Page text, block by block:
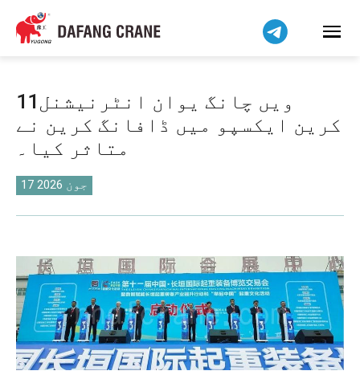
11ویں چانگ یوان انٹرنیشنل
کرین ایکسپو میں ڈافانگ کرین نے
متاثر کیا۔
17 جون 2026
हिन्दी
Bahasa Indonesia
简体中文
বাংলা
فارسی
Pilipino
Українська
Беларуская мова
Kiswahili
Dansk
Norsk
O‘zbekcha